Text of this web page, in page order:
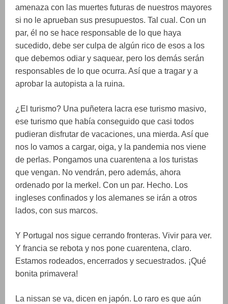
amenaza con las muertes futuras de nuestros mayores
si no le aprueban sus presupuestos. Tal cual. Con un
par, él no se hace responsable de lo que haya
sucedido, debe ser culpa de algún rico de esos a los
que debemos odiar y saquear, pero los demás serán
responsables de lo que ocurra. Así que a tragar y a
aprobar la autopista a la ruina.
¿El turismo? Una puñetera lacra ese turismo masivo,
ese turismo que había conseguido que casi todos
pudieran disfrutar de vacaciones, una mierda. Así que
nos lo vamos a cargar, oiga, y la pandemia nos viene
de perlas. Pongamos una cuarentena a los turistas
que vengan. No vendrán, pero además, ahora
ordenado por la merkel. Con un par. Hecho. Los
ingleses confinados y los alemanes se irán a otros
lados, con sus marcos.
Y Portugal nos sigue cerrando fronteras. Vivir para ver.
Y francia se rebota y nos pone cuarentena, claro.
Estamos rodeados, encerrados y secuestrados. ¡Qué
bonita primavera!
La nissan se va, dicen en japón. Lo raro es que aún